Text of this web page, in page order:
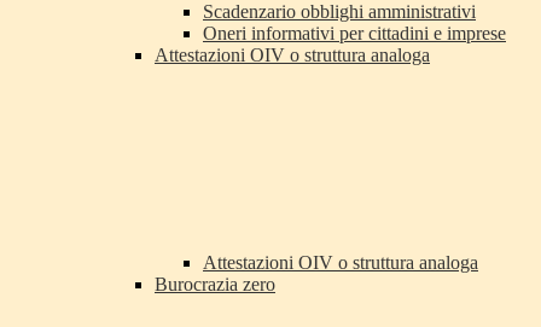
Scadenzario obblighi amministrativi
Oneri informativi per cittadini e imprese
Attestazioni OIV o struttura analoga
Attestazioni OIV o struttura analoga
Burocrazia zero